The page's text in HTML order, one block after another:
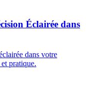
Éclairée dans
dans votre
pratique.